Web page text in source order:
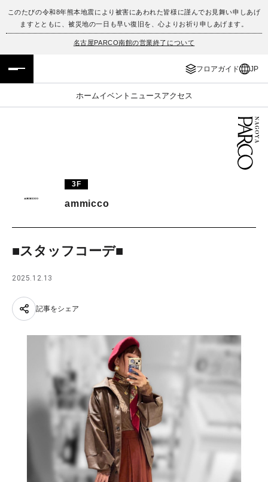
このたびの令和8年熊本地震により被害にあわれた皆様に謹んでお見舞い申しあげ
ますとともに、被災地の一日も早い復旧を、心よりお祈り申しあげます。
名古屋PARCO南館の営業終了について
フロアガイド JP
ホームイベント ニュース アクセス
フロアガイド
イベント・ポップアップ
TAX FREE
JP
ENGLISH
3F
ammicco
■スタッフコーデ■
2025.12.13
記事をシェア